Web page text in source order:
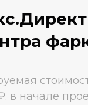
в начале